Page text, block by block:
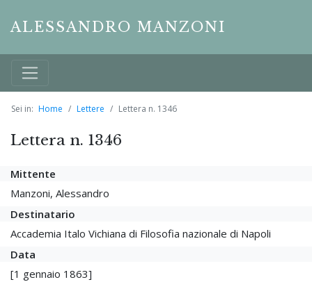
ALESSANDRO MANZONI
Sei in: Home Lettere Lettera n. 1346
Lettera n. 1346
Mittente
Manzoni, Alessandro
Destinatario
Accademia Italo Vichiana di Filosofia nazionale di Napoli
Data
[1 gennaio 1863]